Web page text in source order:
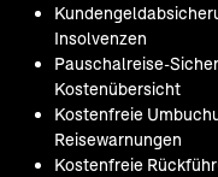
Insolvenzen
Pauschalreise-
Kostenübersicht
Kostenfreie
Reisewarnungen
Kostenfreie